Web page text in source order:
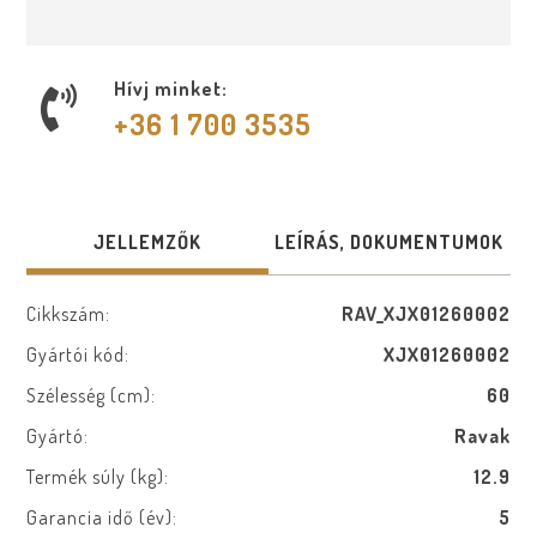
Hívj minket:
+36 1 700 3535
JELLEMZŐK LEÍRÁS, DOKUMENTUMOK
Cikkszám:
RAV_XJX01260002
Gyártói kód:
XJX01260002
Szélesség (cm):
60
Gyártó:
Ravak
Termék súly (kg):
12.9
Garancia idő (év):
5